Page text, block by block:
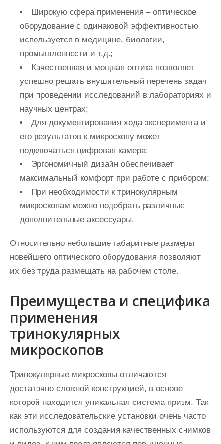
Широкую сфера применения – оптическое
оборудование с одинаковой эффективностью
используется в медицине, биологии,
промышленности и т.д.;
Качественная и мощная оптика позволяет
успешно решать внушительный перечень задач
при проведении исследований в лабораториях и
научных центрах;
Для документирования хода эксперимента и
его результатов к микроскопу может
подключаться цифровая камера;
Эргономичный дизайн обеспечивает
максимальный комфорт при работе с прибором;
При необходимости к тринокулярным
микроскопам можно подобрать различные
дополнительные аксессуары.
Относительно небольшие габаритные размеры
новейшего оптического оборудования позволяют
их без труда размещать на рабочем столе.
Преимущества и специфика
применения
тринокулярных
микроскопов
Тринокулярные микроскопы отличаются
достаточно сложной конструкцией, в основе
которой находится уникальная система призм. Так
как эти исследовательские установки очень часто
используются для создания качественных снимков